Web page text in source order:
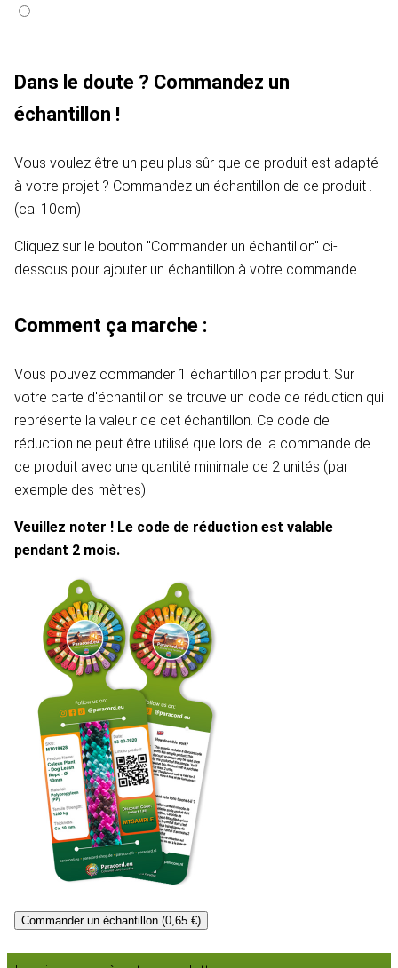
Dans le doute ? Commandez un
échantillon !
Vous voulez être un peu plus sûr que ce produit est adapté
à votre projet ? Commandez un échantillon de ce produit .
(ca. 10cm)
Cliquez sur le bouton "Commander un échantillon" ci-
dessous pour ajouter un échantillon à votre commande.
Comment ça marche :
Vous pouvez commander 1 échantillon par produit. Sur
votre carte d'échantillon se trouve un code de réduction qui
représente la valeur de cet échantillon. Ce code de
réduction ne peut être utilisé que lors de la commande de
ce produit avec une quantité minimale de 2 unités (par
exemple des mètres).
Veuillez noter ! Le code de réduction est valable
pendant 2 mois.
Commander un échantillon (0,65 €)